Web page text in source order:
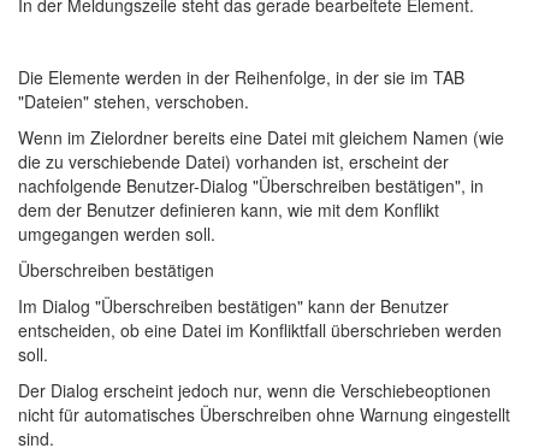
In der Meldungszeile steht das gerade bearbeitete Element.
Die Elemente werden in der Reihenfolge, in der sie im TAB
"Dateien" stehen, verschoben.
Wenn im Zielordner bereits eine Datei mit gleichem Namen (wie
die zu verschiebende Datei) vorhanden ist, erscheint der
nachfolgende Benutzer-Dialog "Überschreiben bestätigen", in
dem der Benutzer definieren kann, wie mit dem Konflikt
umgegangen werden soll.
Überschreiben bestätigen
Im Dialog "Überschreiben bestätigen" kann der Benutzer
entscheiden, ob eine Datei im Konfliktfall überschrieben werden
soll.
Der Dialog erscheint jedoch nur, wenn die Verschiebeoptionen
nicht für automatisches Überschreiben ohne Warnung eingestellt
sind.